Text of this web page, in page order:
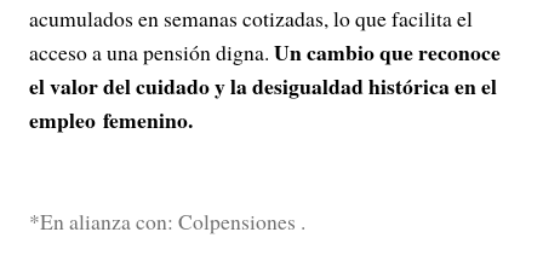
acumulados en semanas cotizadas, lo que facilita el
acceso a una pensión digna. Un cambio que reconoce
el valor del cuidado y la desigualdad histórica en el
empleo femenino.
*En alianza con: Colpensiones .